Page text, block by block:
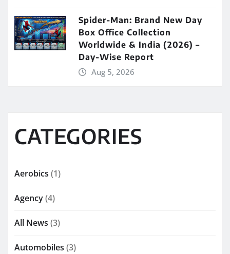
Spider-Man: Brand New Day
Box Office Collection
Worldwide & India (2026) –
Day-Wise Report
Aug 5, 2026
CATEGORIES
Aerobics (1)
Agency(4)
All News (3)
Automobiles (3)